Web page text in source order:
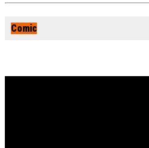
Comic